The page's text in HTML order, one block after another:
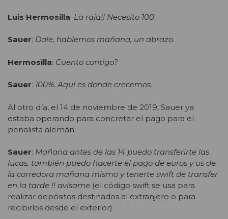
Luis Hermosilla: La raja!! Necesito 100.
Sauer: Dale, hablemos mañana, un abrazo.
Hermosilla: Cuento contigo?
Sauer: 100%. Aquí es donde crecemos.
Al otro día, el 14 de noviembre de 2019, Sauer ya
estaba operando para concretar el pago para el
penalista alemán:
Sauer: Mañana antes de las 14 puedo transferirte las
lucas, también puedo hacerte el pago de euros y us de
la corredora mañana mismo y tenerte swift de transfer
en la tarde !! avísame (el código swift se usa para
realizar depósitos destinados al extranjero o para
recibirlos desde el exterior)